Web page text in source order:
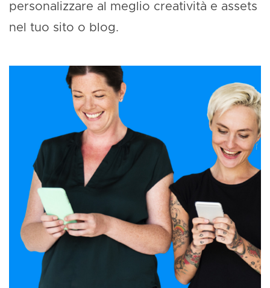
personalizzare al meglio creatività e assets
nel tuo sito o blog.